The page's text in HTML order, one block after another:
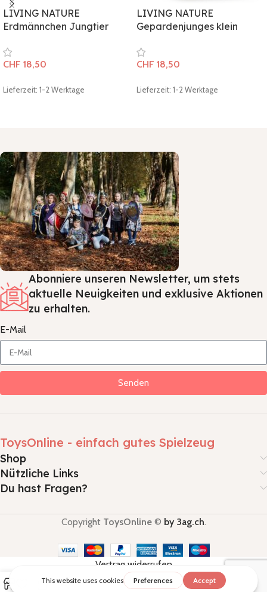
LIVING NATURE
Erdmännchen Jungtier
CHF 18,50
Lieferzeit: 1-2 Werktage
LIVING NATURE
Gepardenjunges klein
CHF 18,50
Lieferzeit: 1-2 Werktage
Abonniere unseren Newsletter, um stets
aktuelle Neuigkeiten und exklusive Aktionen
zu erhalten.
E-Mail
Senden
ToysOnline - einfach gutes Spielzeug
Shop
Nützliche Links
Du hast Fragen?
Copyright ToysOnline© by 3ag.ch.
Vertrag widerrufen